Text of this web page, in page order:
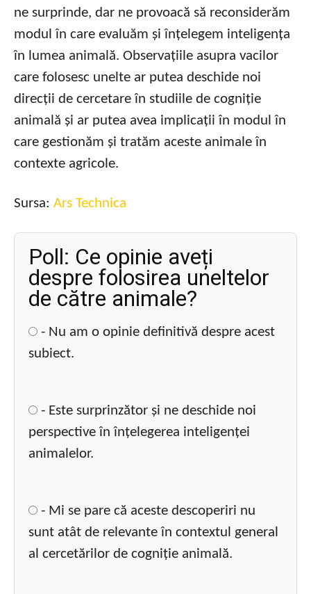
ne surprinde, dar ne provoacă să reconsiderăm
modul în care evaluăm și înțelegem inteligența
în lumea animală. Observațiile asupra vacilor
care folosesc unelte ar putea deschide noi
direcții de cercetare în studiile de cogniție
animală și ar putea avea implicații în modul în
care gestionăm și tratăm aceste animale în
contexte agricole.
Sursa: Ars Technica
Poll: Ce opinie aveți
despre folosirea uneltelor
de către animale?
- Nu am o opinie definitivă despre acest
subiect.
- Este surprinzător și ne deschide noi
perspective în înțelegerea inteligenței
animalelor.
- Mi se pare că aceste descoperiri nu
sunt atât de relevante în contextul general
al cercetărilor de cogniție animală.